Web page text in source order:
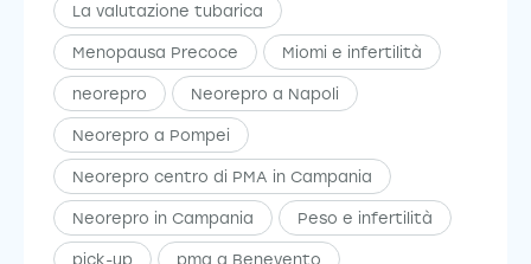
La valutazione tubarica
Menopausa Precoce Miomi e infertilità
neorepro Neorepro a Napoli
Neorepro a Pompei
Neorepro centro di PMA in Campania
Neorepro in Campania Peso e infertilità
pick-up pma a Benevento